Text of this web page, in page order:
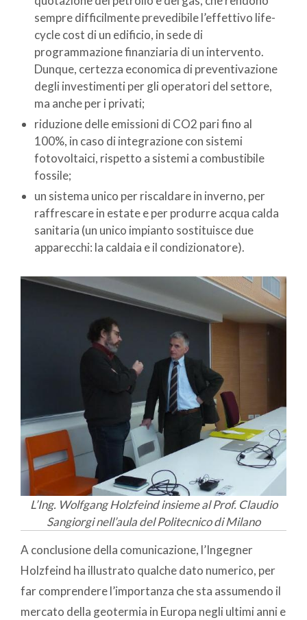
sempre difficilmente prevedibile l’effettivo life-
cycle cost di un edificio, in sede di
programmazione finanziaria di un intervento.
Dunque, certezza economica di preventivazione
degli investimenti per gli operatori del settore,
ma anche per i privati;
riduzione delle emissioni di CO2 pari fino al
100%, in caso di integrazione con sistemi
fotovoltaici, rispetto a sistemi a combustibile
fossile;
un sistema unico per riscaldare in inverno, per
raffrescare in estate e per produrre acqua calda
sanitaria (un unico impianto sostituisce due
apparecchi: la caldaia e il condizionatore).
L’Ing. Wolfgang Holzfeind insieme al Prof. Claudio
Sangiorgi nell’aula del Politecnico di Milano
A conclusione della comunicazione, l’Ingegner
Holzfeind ha illustrato qualche dato numerico, per
far comprendere l’importanza che sta assumendo il
mercato della geotermia in Europa negli ultimi anni e